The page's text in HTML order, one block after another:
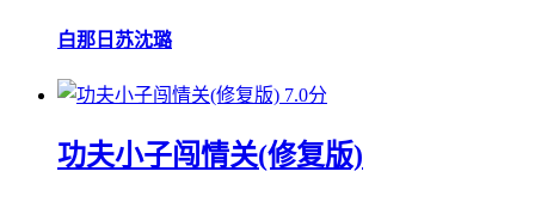
白那日苏沈璐
7.0分
功夫小子闯情关(修复版)